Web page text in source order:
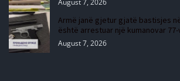
August 7, 2026
Armë janë gjetur gjatë bastisjes
është arrestuar një kumanovar
August 7, 2026